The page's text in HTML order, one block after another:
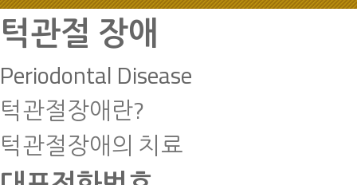
턱관절 장애
Periodontal Disease
턱관절장애란?
턱관절장애의 치료